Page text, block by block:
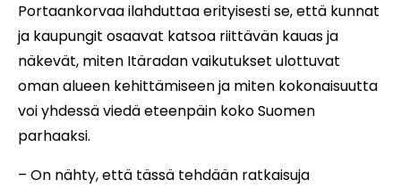
Portaankorvaa ilahduttaa erityisesti se, että kunnat
ja kaupungit osaavat katsoa riittävän kauas ja
näkevät, miten Itäradan vaikutukset ulottuvat
oman alueen kehittämiseen ja miten kokonaisuutta
voi yhdessä viedä eteenpäin koko Suomen
parhaaksi.
– On nähty, että tässä tehdään ratkaisuja